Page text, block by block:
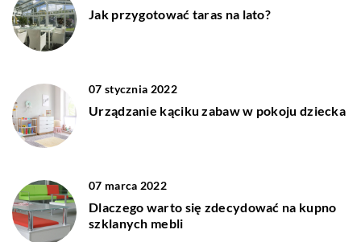
Jak przygotować taras na lato?
07 stycznia 2022
Urządzanie kąciku zabaw w pokoju dziecka
07 marca 2022
Dlaczego warto się zdecydować na kupno
szklanych mebli